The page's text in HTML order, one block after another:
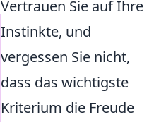
Vertrauen Sie auf Ihre
Instinkte, und
vergessen Sie nicht,
dass das wichtigste
Kriterium die Freude